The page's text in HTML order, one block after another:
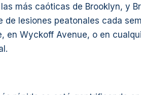
más caóticas de Brooklyn, y
lesiones peatonales cada
en Wyckoff Avenue, o en